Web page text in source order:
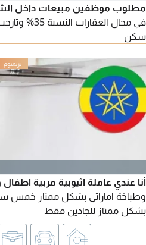
مطلوب موظفين مبيعات داخل
في مجال
سكن
أنا عندي عاملة اثيوبية مربية
وطباخة اماراتي بشكل ممتاز خمس
بشكل ممتاز للجادين فقط